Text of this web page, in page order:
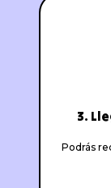
3.
Podrás